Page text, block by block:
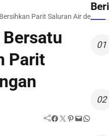
Parit Saluran Air demi
Parit
Facebook Twitter Pinterest Mail WhatsApp
01
02